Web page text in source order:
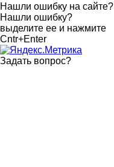
Нашли ошибку на сайте?
Нашли ошибку?
выделите ее и нажмите
Cntr+Enter
Задать вопрос?